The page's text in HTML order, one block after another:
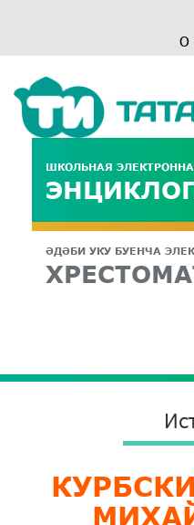
О
ШКОЛЬНАЯ
ӘДӘБИ УКУ БУЕНЧА